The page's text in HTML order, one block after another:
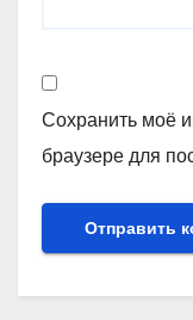
Сохранить моё
браузере для